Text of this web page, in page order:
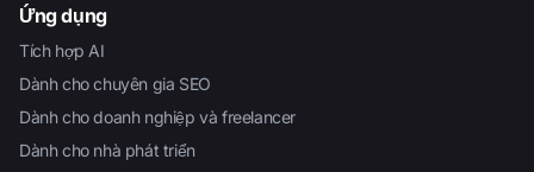
Ứng dụng
Tích hợp AI
Dành cho chuyên gia SEO
Dành cho doanh nghiệp và freelancer
Dành cho nhà phát triển